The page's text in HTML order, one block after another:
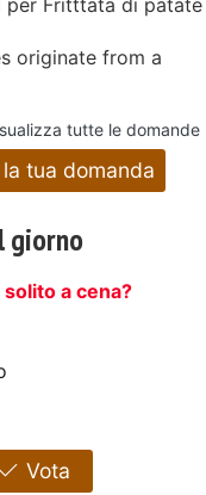
originate from a
tutte le domande
tua domanda
giorno
a cena?
Vota